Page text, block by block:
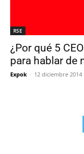
RSE
¿Por qué 5
para hablar de
Expok - 12 diciembre 2014